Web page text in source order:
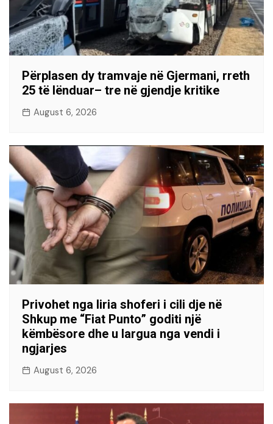
Përplasen dy tramvaje në Gjermani, rreth
25 të lënduar– tre në gjendje kritike
August 6, 2026
Privohet nga liria shoferi i cili dje në
Shkup me “Fiat Punto” goditi një
këmbësore dhe u largua nga vendi i
ngjarjes
August 6, 2026